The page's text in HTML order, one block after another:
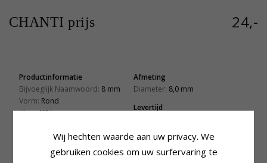
CHANTI prijs 24,-
Productinformatie
Bijvoeglijk Naamwoord: 8 mm
Vorm: Rond
Kleur:Witte
Oorbellen:Oorsteker
Edelmetaal: Zilver
Oppervlak:
Afmeting
Diameter: 8,0 mm
Levertijd
Wij hechten waarde aan uw privacy. We
gebruiken cookies om uw surfervaring te